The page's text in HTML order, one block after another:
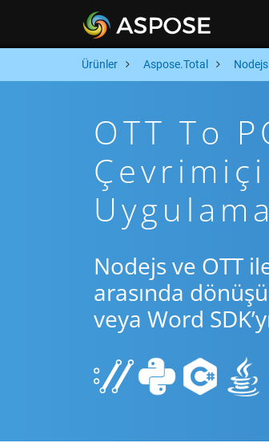
Ürünler Aspose.Total Nodejs
OTT To
Nodejs ve OTT
arasında
veya Word